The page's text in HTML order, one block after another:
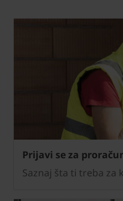
Prijavi se za
Saznaj šta ti treba za